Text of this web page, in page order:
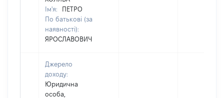
Ім'я:
ПЕТРО
По батькові (за
наявності):
ЯРОСЛАВОВИЧ
Джерело
доходу:
Юридична
особа,